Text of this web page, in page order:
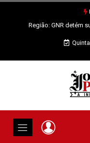
Proença-a-Nova: